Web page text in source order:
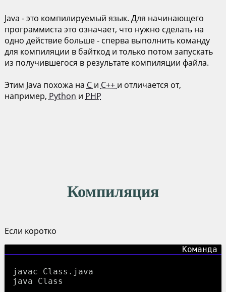
Java - это компилируемый язык. Для начинающего
программиста это означает, что нужно сделать на
одно действие больше - сперва выполнить команду
для компиляции в байткод и только потом запускать
из получившегося в результате компиляции файла.
Этим Java похожа на C и C++ и отличается от,
например, Python и PHP
Компиляция
Если коротко
javac Class.java
java Class